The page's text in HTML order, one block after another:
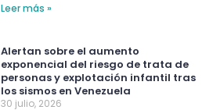
Leer más »
Alertan sobre el aumento
exponencial del riesgo de trata de
personas y explotación infantil tras
los sismos en Venezuela
30 julio, 2026